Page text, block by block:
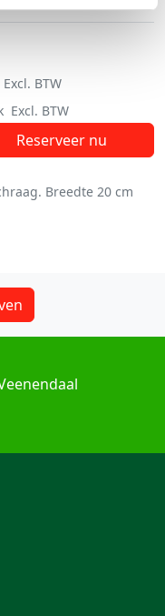
Excl. BTW
Excl. BTW
Reserveer nu
Breedte 20 cm